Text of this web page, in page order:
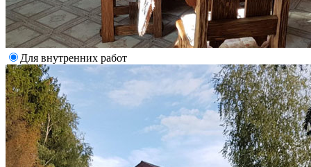
Для внутренних работ